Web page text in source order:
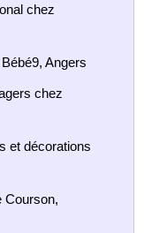
chez
Angers
chez
et décorations
Courson,